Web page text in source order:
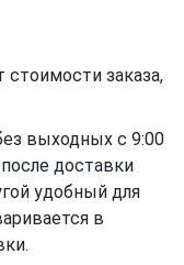
стоимости заказа,
выходных с 9:00
доставки
удобный для
в